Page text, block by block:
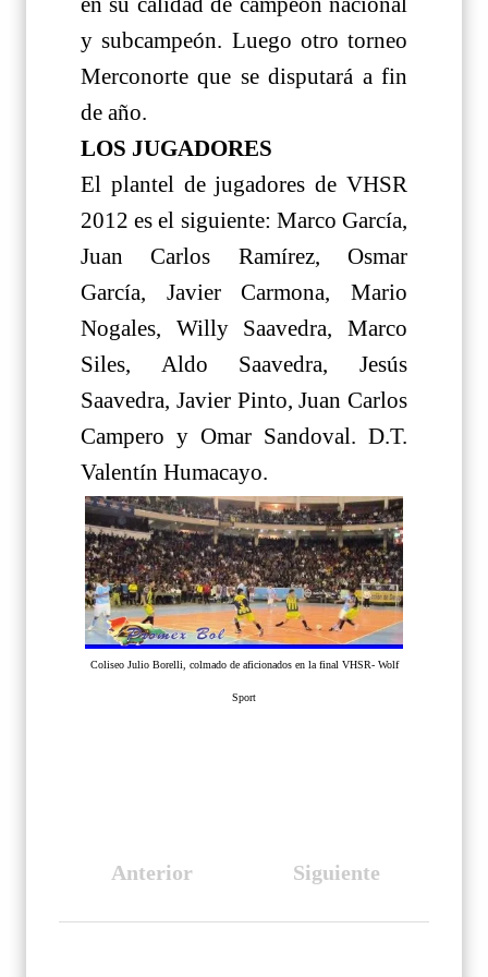
y subcampeón. Luego otro torneo
Merconorte que se disputará a fin
de año.
LOS JUGADORES
El plantel de jugadores de VHSR
2012 es el siguiente: Marco García,
Juan Carlos Ramírez, Osmar
García, Javier Carmona, Mario
Nogales, Willy Saavedra, Marco
Siles, Aldo Saavedra, Jesús
Saavedra, Javier Pinto, Juan Carlos
Campero y Omar Sandoval. D.T.
Valentín Humacayo.
Coliseo Julio Borelli, colmado de aficionados en la final VHSR- Wolf
Sport
Siguiente
Anterior